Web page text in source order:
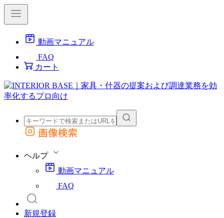
動画マニュアル
FAQ
カート
外部サイトの商品をカートに追加
画像検索
ヘルプ
動画マニュアル
FAQ
新規登録